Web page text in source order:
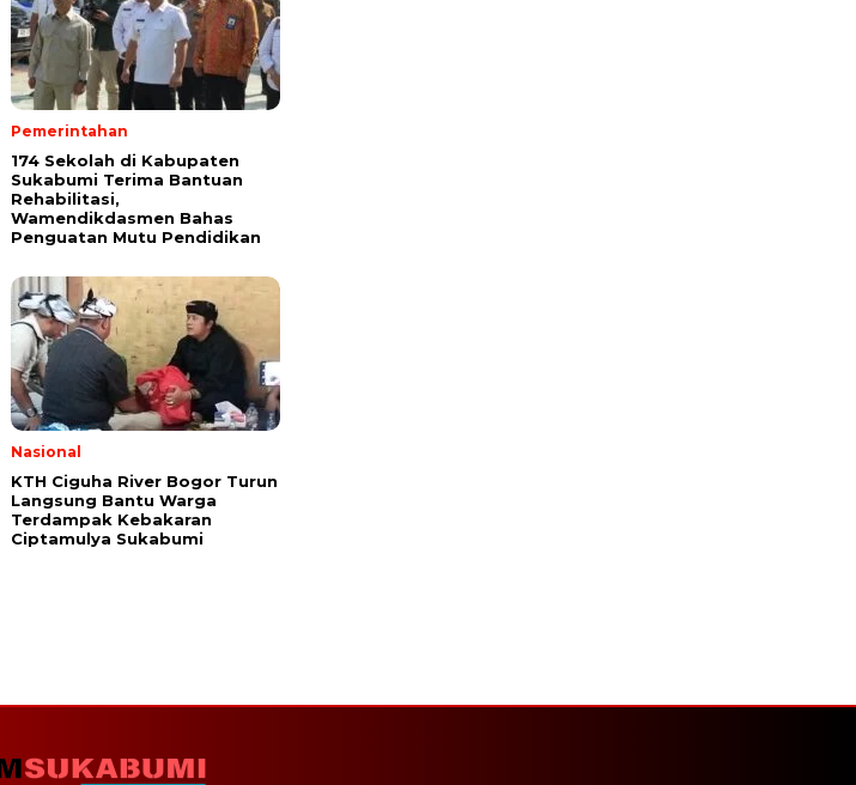
Pemerintahan
174 Sekolah di Kabupaten
Sukabumi Terima Bantuan
Rehabilitasi,
Wamendikdasmen Bahas
Penguatan Mutu Pendidikan
Nasional
KTH Ciguha River Bogor Turun
Langsung Bantu Warga
Terdampak Kebakaran
Ciptamulya Sukabumi